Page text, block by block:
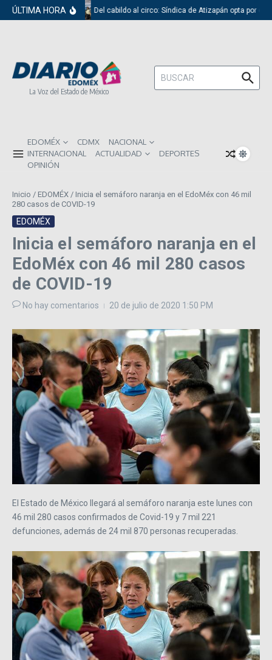
Saltar al contenido
ÚLTIMA HORA Del cabildo al circo: Síndica de Atizapán opta por el
La Voz del Estado de México
Buscar:
EDOMÉX CDMX
NACIONAL
INTERNACIONAL
ACTUALIDAD
DEPORTES
OPINIÓN
Inicio / EDOMÉX / Inicia el semáforo naranja en el EdoMéx con 46 mil
280 casos de COVID-19
EDOMÉX
Inicia el semáforo naranja en el
EdoMéx con 46 mil 280 casos
de COVID-19
No hay comentarios 20 de julio de 2020 1:50 PM
El Estado de México llegará al semáforo naranja este lunes con
46 mil 280 casos confirmados de Covid-19 y 7 mil 221
defunciones, además de 24 mil 870 personas recuperadas.